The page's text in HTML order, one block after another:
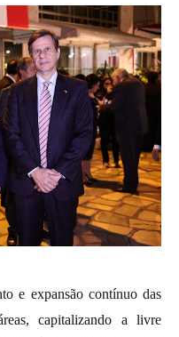
e expansão contínuo das
capitalizando a livre